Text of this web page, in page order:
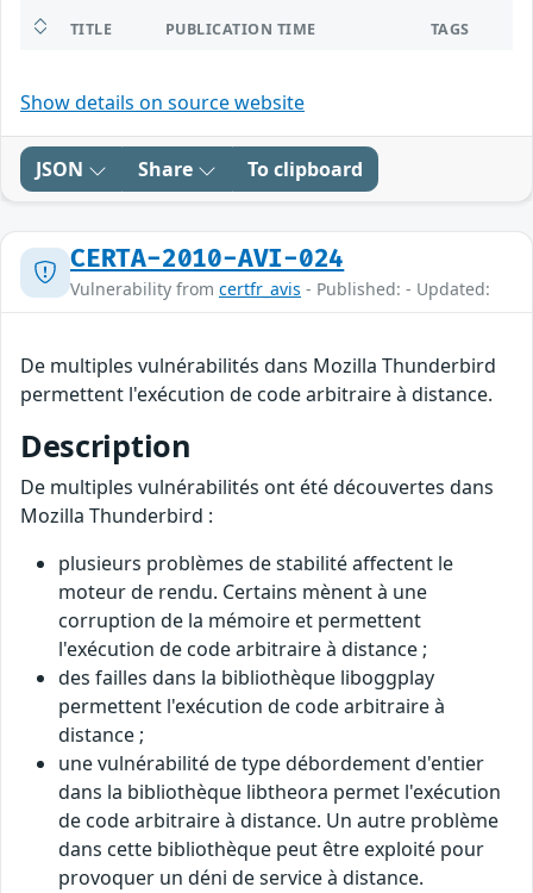
TITLE PUBLICATION TIME TAGS
Show details on source website
JSON Share To clipboard
CERTA-2010-AVI-024
Vulnerability from certfr_avis - Published: - Updated:
De multiples vulnérabilités dans Mozilla Thunderbird
permettent l'exécution de code arbitraire à distance.
Description
De multiples vulnérabilités ont été découvertes dans
Mozilla Thunderbird :
plusieurs problèmes de stabilité affectent le
moteur de rendu. Certains mènent à une
corruption de la mémoire et permettent
l'exécution de code arbitraire à distance ;
des failles dans la bibliothèque liboggplay
permettent l'exécution de code arbitraire à
distance ;
une vulnérabilité de type débordement d'entier
dans la bibliothèque libtheora permet l'exécution
de code arbitraire à distance. Un autre problème
dans cette bibliothèque peut être exploité pour
provoquer un déni de service à distance.